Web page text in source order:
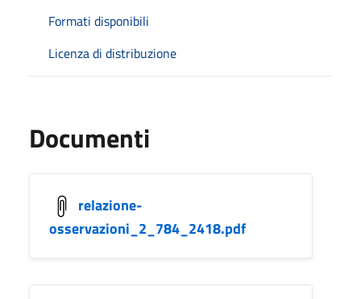
Formati disponibili
Licenza di distribuzione
Documenti
relazione-
osservazioni_2_784_2418.pdf